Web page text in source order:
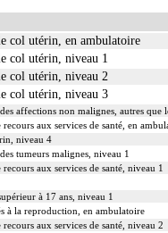
col utérin, en ambulatoire
col utérin, niveau 1
col utérin, niveau 2
col utérin, niveau 3
affections non malignes, autres que
aux services de santé, en
niveau 4
tumeurs malignes, niveau 1
aux services de santé, niveau 1
à 17 ans, niveau 1
à la reproduction, en ambulatoire
aux services de santé, niveau 2